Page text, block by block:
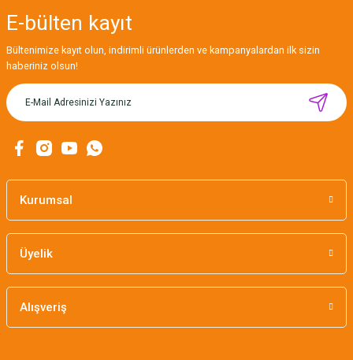
265,00 TL
E-bülten kayıt
Bültenimize kayıt olun, indirimli ürünlerden ve kampanyalardan ilk sizin
haberiniz olsun!
Kurumsal
Üyelik
Alışveriş